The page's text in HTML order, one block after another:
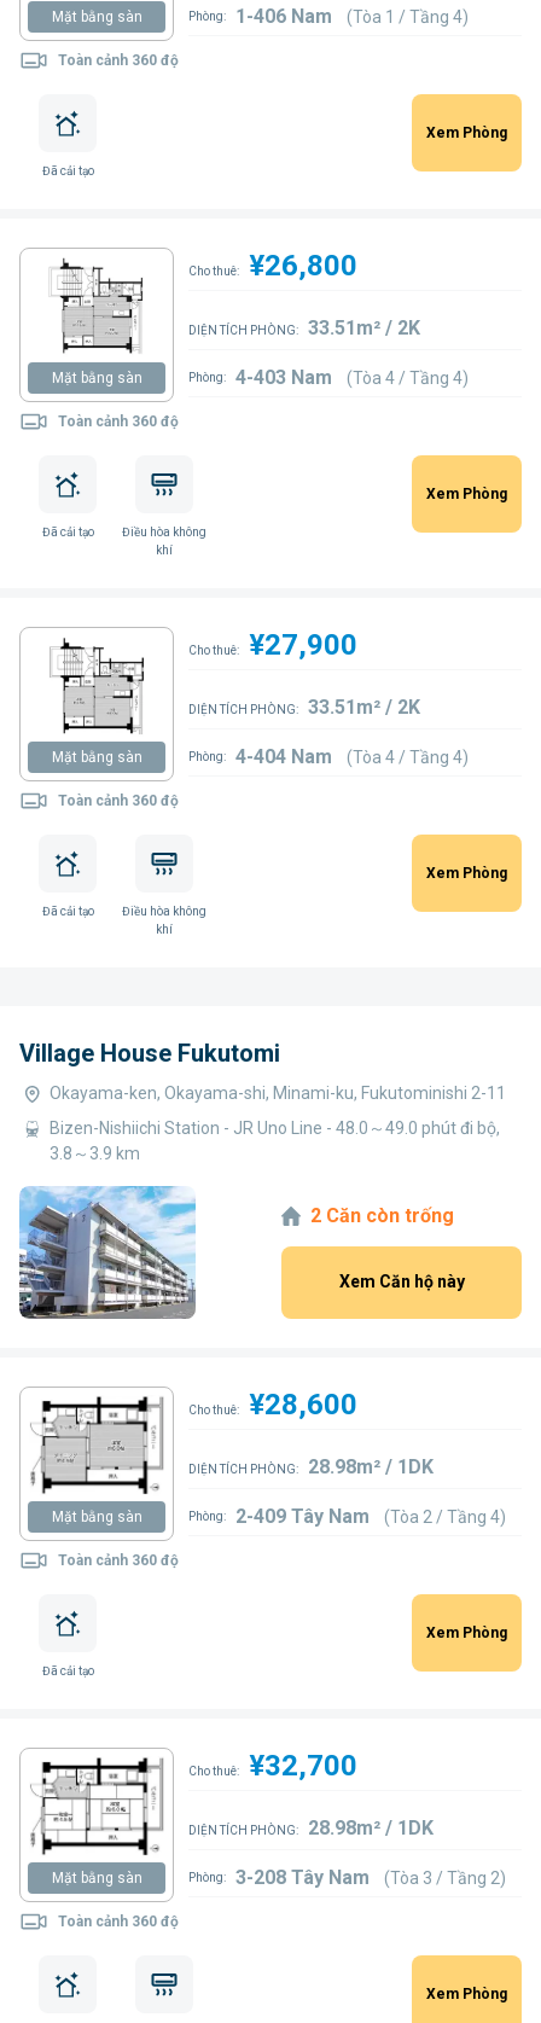
Mặt bằng sàn
Toàn cảnh 360 độ
Phòng: 1-406 Nam (Tòa 1 / Tầng 4)
Đã cải tạo
Xem Phòng
Mặt bằng sàn
Toàn cảnh 360 độ
Cho thuê: ¥26,800
DIỆN TÍCH PHÒNG: 33.51m² / 2K
Phòng: 4-403 Nam (Tòa 4 / Tầng 4)
Đã cải tạo
Điều hòa không
khí
Xem Phòng
Mặt bằng sàn
Toàn cảnh 360 độ
Cho thuê: ¥27,900
DIỆN TÍCH PHÒNG: 33.51m² / 2K
Phòng: 4-404 Nam (Tòa 4 / Tầng 4)
Đã cải tạo
Điều hòa không
khí
Xem Phòng
Village House Fukutomi
Okayama-ken, Okayama-shi, Minami-ku, Fukutominishi 2-11
Bizen-Nishiichi Station - JR Uno Line - 48.0～49.0 phút đi bộ,
3.8～3.9 km
2 Căn còn trống
Xem Căn hộ này
Mặt bằng sàn
Toàn cảnh 360 độ
Cho thuê: ¥28,600
DIỆN TÍCH PHÒNG: 28.98m² / 1DK
Phòng: 2-409 Tây Nam (Tòa 2 / Tầng 4)
Đã cải tạo
Xem Phòng
Mặt bằng sàn
Toàn cảnh 360 độ
Cho thuê: ¥32,700
DIỆN TÍCH PHÒNG: 28.98m² / 1DK
Phòng: 3-208 Tây Nam (Tòa 3 / Tầng 2)
Xem Phòng